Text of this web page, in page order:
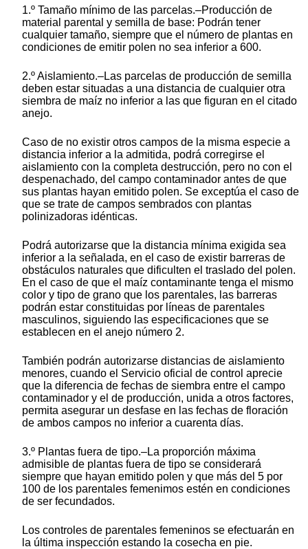
1.º Tamaño mínimo de las parcelas.–Producción de
material parental y semilla de base: Podrán tener
cualquier tamaño, siempre que el número de plantas en
condiciones de emitir polen no sea inferior a 600.
2.º Aislamiento.–Las parcelas de producción de semilla
deben estar situadas a una distancia de cualquier otra
siembra de maíz no inferior a las que figuran en el citado
anejo.
Caso de no existir otros campos de la misma especie a
distancia inferior a la admitida, podrá corregirse el
aislamiento con la completa destrucción, pero no con el
despenachado, del campo contaminador antes de que
sus plantas hayan emitido polen. Se exceptúa el caso de
que se trate de campos sembrados con plantas
polinizadoras idénticas.
Podrá autorizarse que la distancia mínima exigida sea
inferior a la señalada, en el caso de existir barreras de
obstáculos naturales que dificulten el traslado del polen.
En el caso de que el maíz contaminante tenga el mismo
color y tipo de grano que los parentales, las barreras
podrán estar constituidas por líneas de parentales
masculinos, siguiendo las especificaciones que se
establecen en el anejo número 2.
También podrán autorizarse distancias de aislamiento
menores, cuando el Servicio oficial de control aprecie
que la diferencia de fechas de siembra entre el campo
contaminador y el de producción, unida a otros factores,
permita asegurar un desfase en las fechas de floración
de ambos campos no inferior a cuarenta días.
3.º Plantas fuera de tipo.–La proporción máxima
admisible de plantas fuera de tipo se considerará
siempre que hayan emitido polen y que más del 5 por
100 de los parentales femenimos estén en condiciones
de ser fecundados.
Los controles de parentales femeninos se efectuarán en
la última inspección estando la cosecha en pie.